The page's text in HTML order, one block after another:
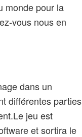
monde pour la
vous nous en
dans un
différentes parties
jeu est
et sortira le